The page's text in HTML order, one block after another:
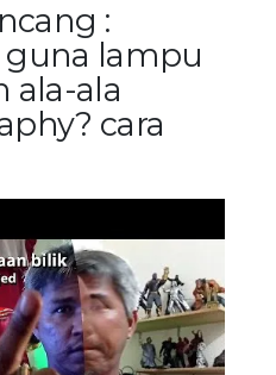
:
guna lampu
ala-ala
cara